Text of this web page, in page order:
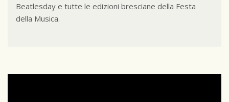
Beatlesday e tutte le edizioni bresciane della Festa
della Musica.